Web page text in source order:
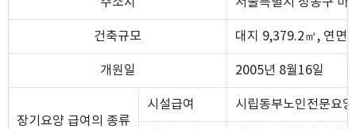
건축규모 대지 9,379.2㎡, 연면
개원일 2005년 8월16일
장기요양 급여의 종류
시설급여 시립동부노인전문요